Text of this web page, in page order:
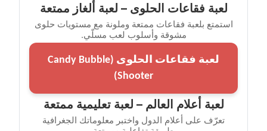
لعبة فقاعات الحلوى – لعبة ألغاز ممتعة
استمتع بلعبة فقاعات ممتعة وملونة مع مستويات حلوى
مشوقة وأسلوب لعب مسلّي.
لعبة فقاعات الحلوى (Candy Bubble
Shooter)
لعبة أعلام العالم – لعبة تعليمية ممتعة
تعرّف على أعلام الدول واختبر معلوماتك الجغرافية